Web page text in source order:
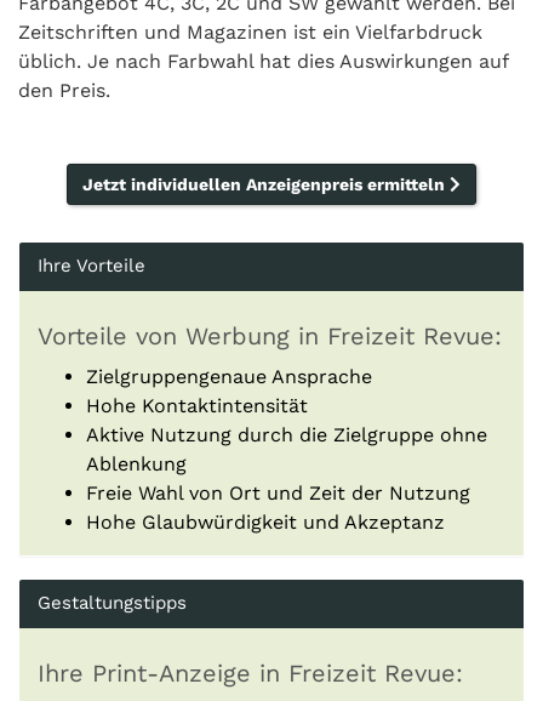
Zeitschriften und Magazinen ist ein Vielfarbdruck
üblich. Je nach Farbwahl hat dies Auswirkungen auf
den Preis.
Jetzt individuellen Anzeigenpreis ermitteln
Ihre Vorteile
Vorteile von Werbung in Freizeit Revue:
Zielgruppengenaue Ansprache
Hohe Kontaktintensität
Aktive Nutzung durch die Zielgruppe ohne
Ablenkung
Freie Wahl von Ort und Zeit der Nutzung
Hohe Glaubwürdigkeit und Akzeptanz
Gestaltungstipps
Ihre Print-Anzeige in Freizeit Revue: